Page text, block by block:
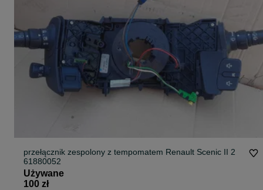
przełącznik zespolony z tempomatem Renault Scenic II 2
61880052
Używane
100 zł